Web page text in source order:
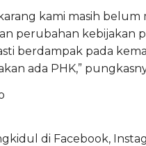
kami masih
perubahan kebijakan
berdampak pada
ada PHK,”
di Facebook,